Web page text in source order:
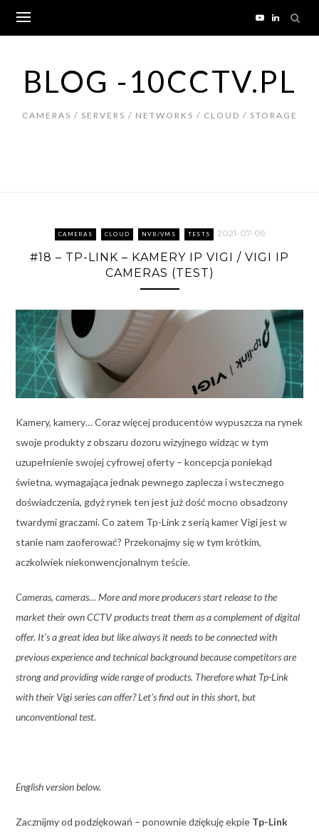
content
BLOG -10CCTV.PL
CAMERAS / SERVERS / NETWORKS / CLOUD / STORAGE
CAMERAS CLOUD NVR/VMS TESTS 2021-07-09
#18 – TP-LINK – KAMERY IP VIGI / VIGI IP
CAMERAS (TEST)
Kamery, kamery… Coraz więcej producentów wypuszcza na rynek
swoje produkty z obszaru dozoru wizyjnego widząc w tym
uzupełnienie swojej cyfrowej oferty – koncepcja poniekąd
świetna, wymagająca jednak pewnego zaplecza i wstecznego
doświadczenia, gdyż rynek ten jest już dość mocno obsadzony
twardymi graczami. Co zatem Tp-Link z serią kamer Vigi jest w
stanie nam zaoferować? Przekonajmy się w tym krótkim,
aczkolwiek niekonwencjonalnym teście.
Cameras, cameras… More and more producers start release to the
market their own CCTV products treat them as a complement of digital
offer. It’s a great idea but like always it needs to be connected with
previous experience and technical background because competitors are
strong and providing wide range of products. Therefore what Tp-Link
with their Vigi series can offer? Let’s find out in this short, but
unconventional test.
English version below.
Zacznijmy od podziękowań – ponownie dziękuję ekpie Tp-Link